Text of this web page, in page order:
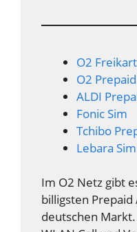
O2
O2 Prepaid
ALDI
Fonic Sim
Tchibo
Lebara
Im O2 Netz gibt
billigsten
deutschen